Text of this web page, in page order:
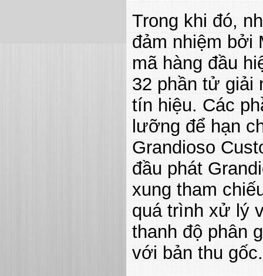
Trong khi đó,
đảm nhiệm bởi
mã hàng đầu
32 phần tử giải
tín hiệu. Các
lưỡng để hạn
Grandioso
đầu phát
xung tham
quá trình xử lý
thanh độ phân
với bản thu gốc.